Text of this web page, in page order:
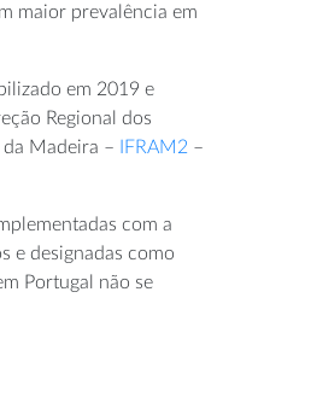
maior prevalência em
em 2019 e
Regional dos
Madeira –
IFRAM2 –
com a
e designadas como
Portugal não se